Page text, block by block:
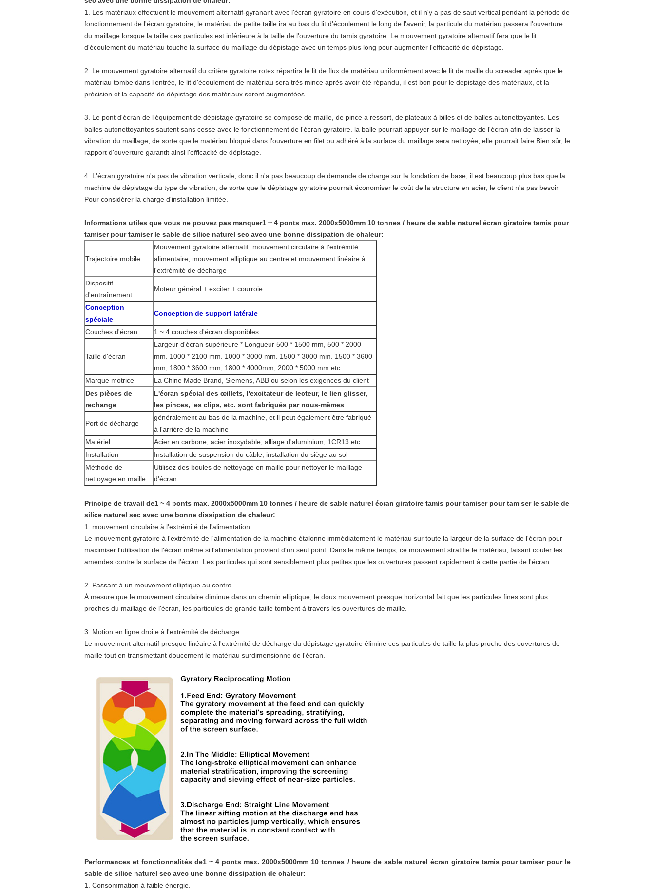
1. Les matériaux effectuent le mouvement alternatif-gyranant avec l'écran gyratoire en cours d'exécution, et il n'y a pas de saut vertical pendant la période de
fonctionnement de l'écran gyratoire, le matériau de petite taille ira au bas du lit d'écoulement le long de l'avenir, la particule du matériau passera l'ouverture
du maillage lorsque la taille des particules est inférieure à la taille de l'ouverture du tamis gyratoire. Le mouvement gyratoire alternatif fera que le lit
d'écoulement du matériau touche la surface du maillage du dépistage avec un temps plus long pour augmenter l'efficacité de dépistage.
2. Le mouvement gyratoire alternatif du critère gyratoire rotex répartira le lit de flux de matériau uniformément avec le lit de maille du screader après que le
matériau tombe dans l'entrée, le lit d'écoulement de matériau sera très mince après avoir été répandu, il est bon pour le dépistage des matériaux, et la
précision et la capacité de dépistage des matériaux seront augmentées.
3. Le pont d'écran de l'équipement de dépistage gyratoire se compose de maille, de pince à ressort, de plateaux à billes et de balles autonettoyantes. Les
balles autonettoyantes sautent sans cesse avec le fonctionnement de l'écran gyratoire, la balle pourrait appuyer sur le maillage de l'écran afin de laisser la
vibration du maillage, de sorte que le matériau bloqué dans l'ouverture en filet ou adhéré à la surface du maillage sera nettoyée, elle pourrait faire Bien sûr, le
rapport d'ouverture garantit ainsi l'efficacité de dépistage.
4. L'écran gyratoire n'a pas de vibration verticale, donc il n'a pas beaucoup de demande de charge sur la fondation de base, il est beaucoup plus bas que la
machine de dépistage du type de vibration, de sorte que le dépistage gyratoire pourrait économiser le coût de la structure en acier, le client n'a pas besoin
Pour considérer la charge d'installation limitée.
Informations utiles que vous ne pouvez pas manquer1 ~ 4 ponts max. 2000x5000mm 10 tonnes / heure de sable naturel écran giratoire tamis pour
tamiser pour tamiser le sable de silice naturel sec avec une bonne dissipation de chaleur:
Trajectoire mobile
Mouvement gyratoire alternatif: mouvement circulaire à l'extrémité
alimentaire, mouvement elliptique au centre et mouvement linéaire à
l'extrémité de décharge
Dispositif
d'entraînement
Moteur général + exciter + courroie
Conception
spéciale
Conception de support latérale
Couches d'écran 1 ~ 4 couches d'écran disponibles
Taille d'écran
Largeur d'écran supérieure * Longueur 500 * 1500 mm, 500 * 2000
mm, 1000 * 2100 mm, 1000 * 3000 mm, 1500 * 3000 mm, 1500 * 3600
mm, 1800 * 3600 mm, 1800 * 4000mm, 2000 * 5000 mm etc.
Marque motrice
La Chine Made Brand, Siemens, ABB ou selon les exigences du client
Des pièces de
rechange
L'écran spécial des œillets, l'excitateur de lecteur, le lien glisser,
les pinces, les clips, etc. sont fabriqués par nous-mêmes
Port de décharge
généralement au bas de la machine, et il peut également être fabriqué
à l'arrière de la machine
Matériel
Acier en carbone, acier inoxydable, alliage d'aluminium, 1CR13 etc.
Installation
Installation de suspension du câble, installation du siège au sol
Méthode de
nettoyage en maille
Utilisez des boules de nettoyage en maille pour nettoyer le maillage
d'écran
Principe de travail de1 ~ 4 ponts max. 2000x5000mm 10 tonnes / heure de sable naturel écran giratoire tamis pour tamiser pour tamiser le sable de
silice naturel sec avec une bonne dissipation de chaleur:
1. mouvement circulaire à l'extrémité de l'alimentation
Le mouvement gyratoire à l'extrémité de l'alimentation de la machine étalonne immédiatement le matériau sur toute la largeur de la surface de l'écran pour
maximiser l'utilisation de l'écran même si l'alimentation provient d'un seul point. Dans le même temps, ce mouvement stratifie le matériau, faisant couler les
amendes contre la surface de l'écran. Les particules qui sont sensiblement plus petites que les ouvertures passent rapidement à cette partie de l'écran.
2. Passant à un mouvement elliptique au centre
À mesure que le mouvement circulaire diminue dans un chemin elliptique, le doux mouvement presque horizontal fait que les particules fines sont plus
proches du maillage de l'écran, les particules de grande taille tombent à travers les ouvertures de maille.
3. Motion en ligne droite à l'extrémité de décharge
Le mouvement alternatif presque linéaire à l'extrémité de décharge du dépistage gyratoire élimine ces particules de taille la plus proche des ouvertures de
maille tout en transmettant doucement le matériau surdimensionné de l'écran.
Performances et fonctionnalités de1 ~ 4 ponts max. 2000x5000mm 10 tonnes / heure de sable naturel écran giratoire tamis pour tamiser pour le
sable de silice naturel sec avec une bonne dissipation de chaleur:
1. Consommation à faible énergie.